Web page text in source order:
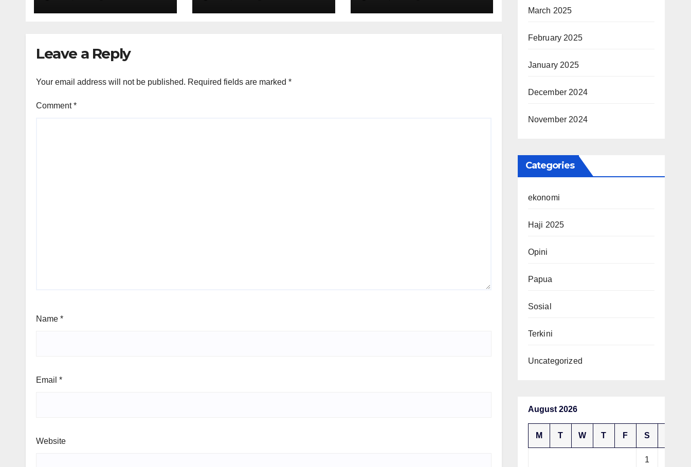
Verifikasi, dan
Media Tepercaya
dan Akal Sehat
Publik
Legitimasi Moral
dan Representasi
Leave a Reply
Your email address will not be published. Required fields are marked *
Comment*
Name *
Email *
Website
March 2025
February 2025
January 2025
December 2024
November 2024
Categories
ekonomi
Haji 2025
Opini
Papua
Sosial
Terkini
Uncategorized
August 2026
M T W T F S
1